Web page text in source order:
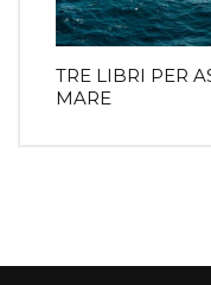
TRE LIBRI PER
MARE